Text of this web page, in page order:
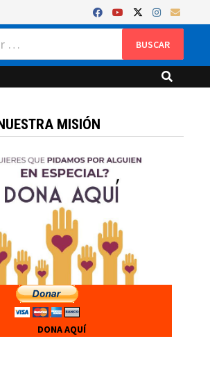
MISIÓN
DONA AQUÍ